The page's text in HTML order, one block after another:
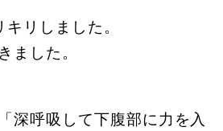
リしました。
した。
深呼吸して下腹部に力を入